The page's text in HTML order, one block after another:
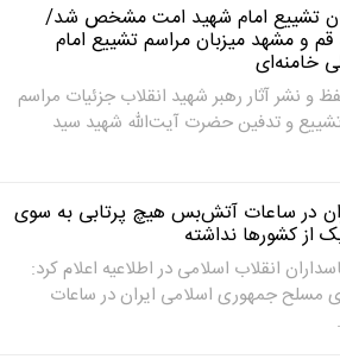
تشییع امام شهید امت مشخص شد/
قم و مشهد میزبان مراسم تشییع امام
خامنه‌ای
و نشر آثار رهبر شهید انقلاب جزئیات مراسم
و تدفین حضرت آیت‌الله شهید سید
در ساعات آتش‌بس هیچ پرتابی به سوی
از کشورها نداشته
انقلاب اسلامی در اطلاعیه اعلام کرد:
مسلح جمهوری اسلامی ایران در ساعات